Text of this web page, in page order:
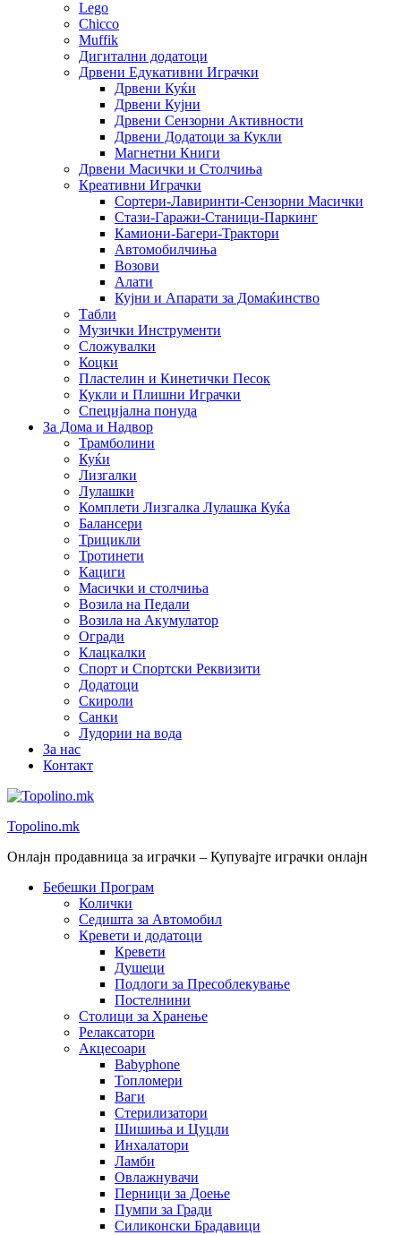
Lego
Chicco
Muffik
Дигитални додатоци
Дрвени Едукативни Играчки
Дрвени Куќи
Дрвени Кујни
Дрвени Сензорни Активности
Дрвени Додатоци за Кукли
Магнетни Книги
Дрвени Масички и Столчиња
Креативни Играчки
Сортери-Лавиринти-Сензорни Масички
Стази-Гаражи-Станици-Паркинг
Камиони-Багери-Трактори
Автомобилчиња
Возови
Алати
Кујни и Апарати за Домаќинство
Табли
Музички Инструменти
Сложувалки
Коцки
Пластелин и Кинетички Песок
Кукли и Плишни Играчки
Специјална понуда
За Дома и Надвор
Трамболини
Куќи
Лизгалки
Лулашки
Комплети Лизгалка Лулашка Куќа
Балансери
Трицикли
Тротинети
Кациги
Mасички и столчиња
Возила на Педали
Возила на Акумулатор
Огради
Клацкалки
Спорт и Спортски Реквизити
Додатоци
Скироли
Санки
Лудории на вода
За нас
Контакт
Topolino.mk
Онлајн продавница за играчки – Купувајте играчки онлајн
Бебешки Програм
Колички
Седишта за Автомобил
Кревети и додатоци
Кревети
Душеци
Подлоги за Пресоблекување
Постелнини
Столици за Хранење
Релаксатори
Акцесоари
Babyphone
Топломери
Ваги
Стерилизатори
Шишиња и Цуцли
Инхалатори
Ламби
Овлажнувачи
Перници за Доење
Пумпи за Гради
Силиконски Брадавици